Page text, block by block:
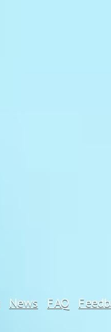
News FAQ